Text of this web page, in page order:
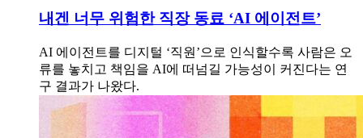
내겐 너무 위험한 직장 동료 ‘AI 에이전트’
AI 에이전트를 디지털 ‘직원’으로 인식할수록 사람은 오
류를 놓치고 책임을 AI에 떠넘길 가능성이 커진다는 연
구 결과가 나왔다.